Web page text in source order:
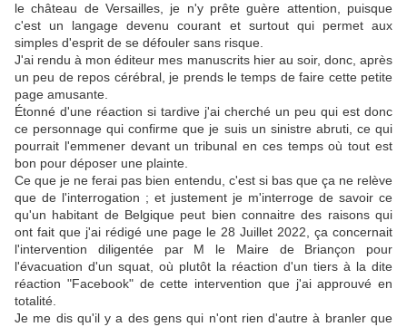
le château de Versailles, je n'y prête guère attention, puisque
c'est un langage devenu courant et surtout qui permet aux
simples d'esprit de se défouler sans risque.
J'ai rendu à mon éditeur mes manuscrits hier au soir, donc, après
un peu de repos cérébral, je prends le temps de faire cette petite
page amusante.
Étonné d'une réaction si tardive j'ai cherché un peu qui est donc
ce personnage qui confirme que je suis un sinistre abruti, ce qui
pourrait l'emmener devant un tribunal en ces temps où tout est
bon pour déposer une plainte.
Ce que je ne ferai pas bien entendu, c'est si bas que ça ne relève
que de l'interrogation ; et justement je m'interroge de savoir ce
qu'un habitant de Belgique peut bien connaitre des raisons qui
ont fait que j'ai rédigé une page le 28 Juillet 2022, ça concernait
l'intervention diligentée par M le Maire de Briançon pour
l'évacuation d'un squat, où plutôt la réaction d'un tiers à la dite
réaction "Facebook" de cette intervention que j'ai approuvé en
totalité.
Je me dis qu'il y a des gens qui n'ont rien d'autre à branler que